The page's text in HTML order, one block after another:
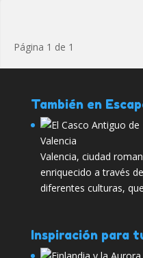
Página 1 de 1
También en
Valencia, ciudad
enriquecido a través
diferentes culturas,
Inspiración para